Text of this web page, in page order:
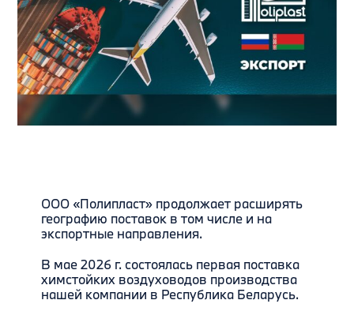
ООО «Полипласт» продолжает расширять
географию поставок в том числе и на
экспортные направления.
В мае 2026 г. состоялась первая поставка
химстойких воздуховодов производства
нашей компании в Республика Беларусь.